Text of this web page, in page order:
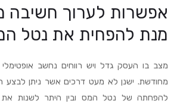
אפשרות לערוך חשיבה
מנת להפחית את נטל
מצב בו העסק גדל ויש רווחים נחשב
מחודשת. ישנן לא מעט דרכים אשר ניתן לבצע
להפחתה של נטל המס ובין היתר לשנות